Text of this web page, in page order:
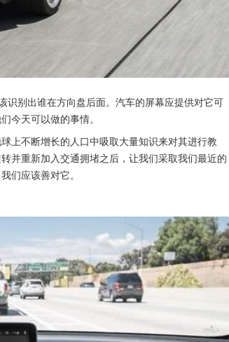
别出谁在方向盘后面。汽车的屏幕应提供对它可
今天可以做的事情。
上不断增长的人口中吸取大量知识来对其进行教
并重新加入交通拥堵之后，让我们采取我们最近的
们应该善对它。